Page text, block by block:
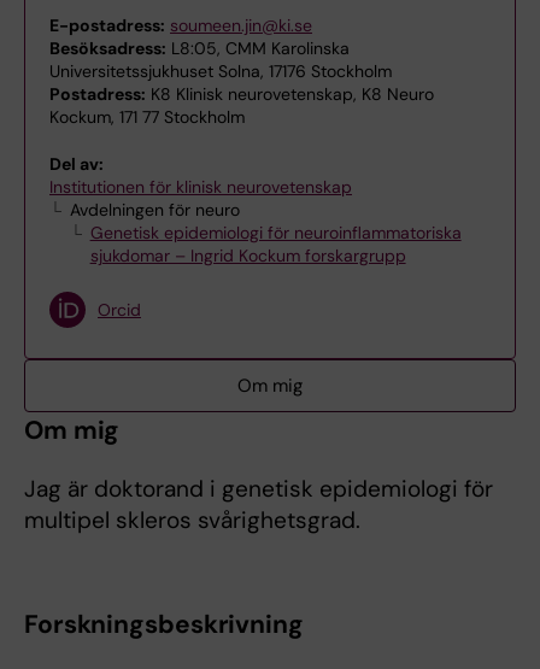
E-postadress: soumeen.jin@ki.se
Besöksadress: L8:05, CMM Karolinska
Universitetssjukhuset Solna, 17176 Stockholm
Postadress: K8 Klinisk neurovetenskap, K8 Neuro
Kockum, 171 77 Stockholm
Del av:
Institutionen för klinisk neurovetenskap
Avdelningen för neuro
Genetisk epidemiologi för neuroinflammatoriska
sjukdomar – Ingrid Kockum forskargrupp
Orcid
Om mig
Om mig
Jag är doktorand i genetisk epidemiologi för
multipel skleros svårighetsgrad.
Forskningsbeskrivning